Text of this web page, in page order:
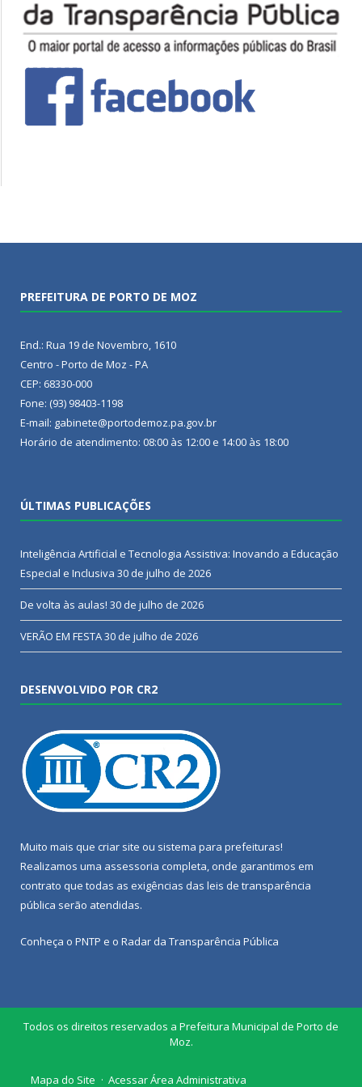
PREFEITURA DE PORTO DE MOZ
End.: Rua 19 de Novembro, 1610
Centro - Porto de Moz - PA
CEP: 68330-000
Fone: (93) 98403-1198
E-mail: gabinete@portodemoz.pa.gov.br
Horário de atendimento: 08:00 às 12:00 e 14:00 às 18:00
ÚLTIMAS PUBLICAÇÕES
Inteligência Artificial e Tecnologia Assistiva: Inovando a Educação
Especial e Inclusiva 30 de julho de 2026
De volta às aulas! 30 de julho de 2026
VERÃO EM FESTA30 de julho de 2026
DESENVOLVIDO POR CR2
Muito mais que criar site ou sistema para prefeituras!
Realizamos uma assessoria completa, onde garantimos em
contrato que todas as exigências das leis de transparência
pública serão atendidas.
Conheça o PNTP e o Radar da Transparência Pública
Todos os direitos reservados a Prefeitura Municipal de Porto de
Moz.
Mapa do Site Acessar Área Administrativa